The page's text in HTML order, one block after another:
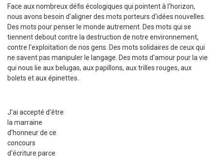
Face aux nombreux défis écologiques qui pointent à l'horizon,
nous avons besoin d'aligner des mots porteurs d'idées nouvelles.
Des mots pour penser le monde autrement. Des mots qui se
tiennent debout contre la destruction de notre environnement,
contre l'exploitation de nos gens. Des mots solidaires de ceux qui
ne savent pas manipuler le langage. Des mots d'amour pour la vie
qui nous lie aux belugas, aux papillons, aux trilles rouges, aux
bolets et aux épinettes.
J'ai accepté d'être
la marraine
d'honneur de ce
concours
d'écriture parce